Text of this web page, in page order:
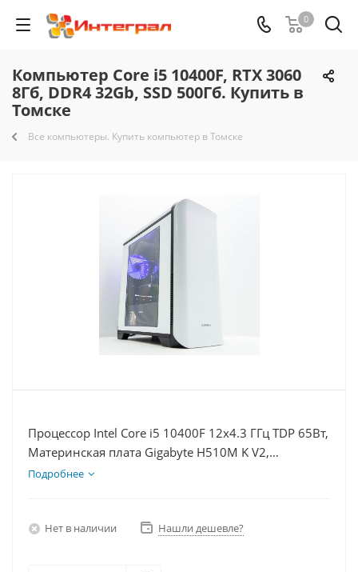
0
Компьютер Core i5 10400F, RTX 3060
8Гб, DDR4 32Gb, SSD 500Гб. Купить в
Томске
Все компьютеры. Купить компьютер в Томске
Процессор Intel Core i5 10400F 12x4.3 ГГц TDP 65Вт,
Материнская плата Gigabyte H510M K V2,
Видеокарта RTX 3060 8Гб, Память DDR4 32Gb,
Подробнее
Нет в наличии Нашли дешевле?